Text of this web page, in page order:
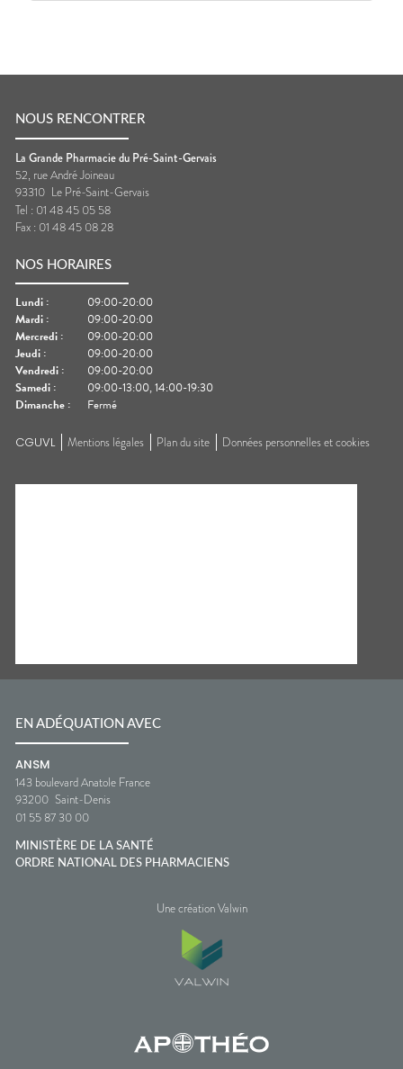
NOUS RENCONTRER
La Grande Pharmacie du Pré-Saint-Gervais
52, rue André Joineau
93310 Le Pré-Saint-Gervais
Tel : 01 48 45 05 58
Fax : 01 48 45 08 28
NOS HORAIRES
Lundi :
09:00-20:00
Mardi :
09:00-20:00
Mercredi :
09:00-20:00
Jeudi :
09:00-20:00
Vendredi :
09:00-20:00
Samedi :
09:00-13:00, 14:00-19:30
Dimanche : Fermé
CGUVL Mentions légales Plan du site Données personnelles et cookies
EN ADÉQUATION AVEC
ANSM
143 boulevard Anatole France
93200 Saint-Denis
01 55 87 30 00
MINISTÈRE DE LA SANTÉ
ORDRE NATIONAL DES PHARMACIENS
Une création Valwin